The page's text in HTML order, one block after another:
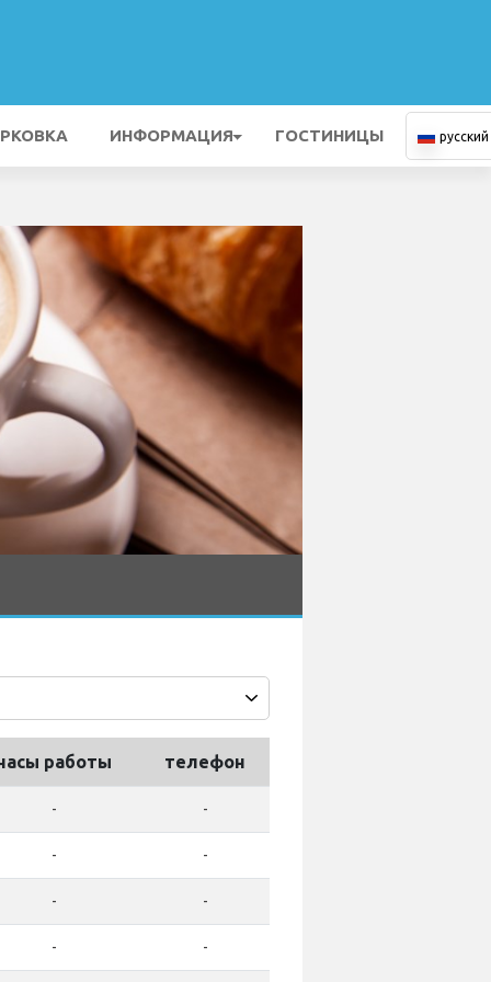
ИНФОРМАЦИЯ ГОСТИНИЦЫ русский
работы телефон
- -
- -
- -
- -